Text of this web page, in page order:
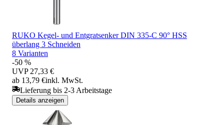
RUKO Kegel- und Entgratsenker DIN 335-C 90° HSS
überlang 3 Schneiden
8 Varianten
-50 %
UVP 27,33 €
ab 13,79 €inkl. MwSt.
Lieferung bis 2-3 Arbeitstage
Details anzeigen